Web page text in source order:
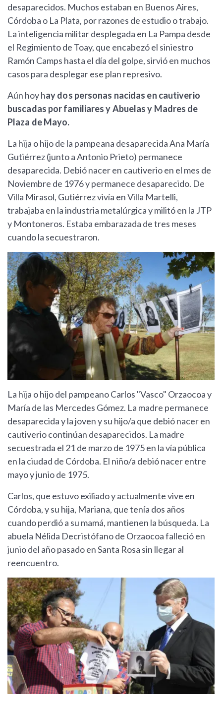
desaparecidos. Muchos estaban en Buenos Aires,
Córdoba o La Plata, por razones de estudio o trabajo.
La inteligencia militar desplegada en La Pampa desde
el Regimiento de Toay, que encabezó el siniestro
Ramón Camps hasta el día del golpe, sirvió en muchos
casos para desplegar ese plan represivo.
Aún hoy hay dos personas nacidas en cautiverio
buscadas por familiares y Abuelas y Madres de
Plaza de Mayo.
La hija o hijo de la pampeana desaparecida Ana María
Gutiérrez (junto a Antonio Prieto) permanece
desaparecida. Debió nacer en cautiverio en el mes de
Noviembre de 1976 y permanece desaparecido. De
Villa Mirasol, Gutiérrez vivía en Villa Martelli,
trabajaba en la industria metalúrgica y militó en la JTP
y Montoneros. Estaba embarazada de tres meses
cuando la secuestraron.
La hija o hijo del pampeano Carlos "Vasco" Orzaocoa y
María de las Mercedes Gómez. La madre permanece
desaparecida y la joven y su hijo/a que debió nacer en
cautiverio continúan desaparecidos. La madre
secuestrada el 21 de marzo de 1975 en la vía pública
en la ciudad de Córdoba. El niño/a debió nacer entre
mayo y junio de 1975.
Carlos, que estuvo exiliado y actualmente vive en
Córdoba, y su hija, Mariana, que tenía dos años
cuando perdió a su mamá, mantienen la búsqueda. La
abuela Nélida Decristófano de Orzaocoa falleció en
junio del año pasado en Santa Rosa sin llegar al
reencuentro.